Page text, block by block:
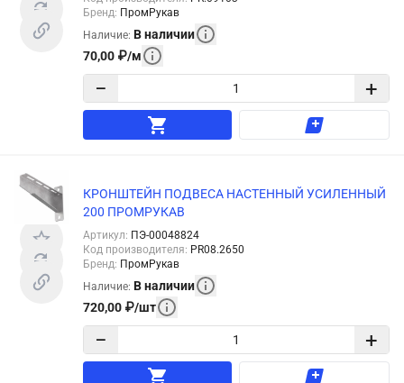
Бренд: ПромРукав
Наличие: В наличии
70,00 ₽/м
− +
КРОНШТЕЙН ПОДВЕСА НАСТЕННЫЙ УСИЛЕННЫЙ
200 ПРОМРУКАВ
Артикул: ПЭ-00048824
Код производителя: PR08.2650
Бренд: ПромРукав
Наличие: В наличии
720,00 ₽/шт
− +